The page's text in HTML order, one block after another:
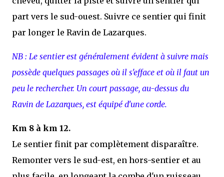
part vers le sud-ouest. Suivre ce sentier qui finit
par longer le Ravin de Lazarques.
NB : Le sentier est généralement évident à suivre mais
possède quelques passages où il s'efface et où il faut un
peu le rechercher. Un court passage, au-dessus du
Ravin de Lazarques, est équipé d'une corde.
Km 8 à km 12.
Le sentier finit par complètement disparaître.
Remonter vers le sud-est, en hors-sentier et au